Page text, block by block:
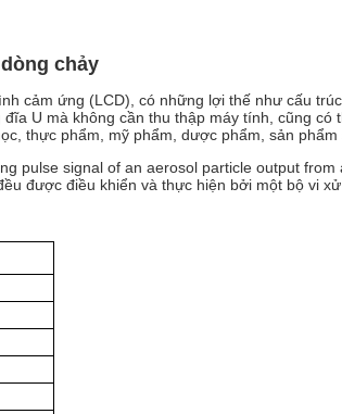
chảy
cảm ứng (LCD), có những lợi thế như cấu
U mà không cần thu thập máy tính, cũng
thực phẩm, mỹ phẩm, dược phẩm, sản
pulse signal of an aerosol particle output
được điều khiển và thực hiện bởi một bộ vi xử